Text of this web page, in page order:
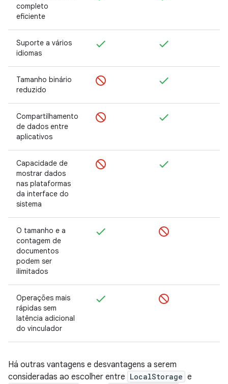
completo
eficiente
Suporte a vários
idiomas
Tamanho binário
reduzido
Compartilhamento
de dados entre
aplicativos
Capacidade de
mostrar dados
nas plataformas
da interface do
sistema
O tamanho e a
contagem de
documentos
podem ser
ilimitados
Operações mais
rápidas sem
latência adicional
do vinculador
Há outras vantagens e desvantagens a serem
consideradas ao escolher entre LocalStorage e